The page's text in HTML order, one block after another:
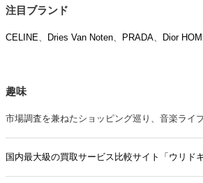
注目ブランド
CELINE Dries Van Noten、 PRADA、 Dior
趣味
市場調査を兼ねたショッピング巡り、音楽ライ
国内最大級の買取サービス比較サイト「ウリドキ